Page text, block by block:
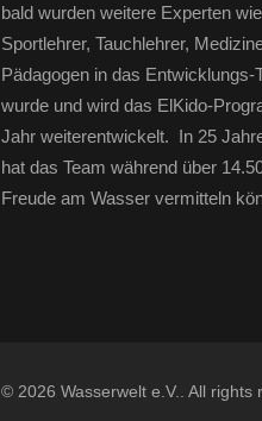
bald wurden weitere Experten
Sportlehrer, Tauchlehrer,
Pädagogen in das Entwicklungs-
wurde und wird das ElKido-
Jahr weiterentwickelt. In 25
hat das Team während über
Freude am Wasser vermitteln
© 2026 Wasserwelt e.V.. All rights